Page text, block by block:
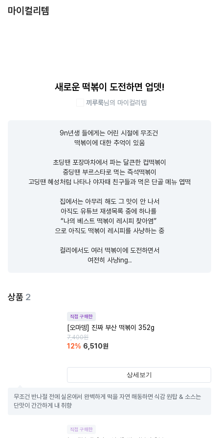
마이컬리템
새로운 떡볶이 도전하면 업뎃!
끼루룩님의 마이컬리템
9n년생 들에게는 어린 시절에 무조건
떡볶이에 대한 추억이 있움
초딩땐 포장마차에서 파는 달큰한 컵떡볶이
중딩땐 부르스타로 먹는 즉석떡볶이
고딩땐 혜성처럼 나타나 야자때 친구들과 먹은 단골 메뉴 엽떡
집에서는 아무리 해도 그 맛이 안 나서
아직도 유튜브 재생목록 중에 하나를
“나의 베스트 떡볶이 레시피 찾아염”
으로 아직도 떡볶이 레시피를 사냥하는 중
컬리에서도 여러 떡볶이에 도전하면서
여전히 사냥ing..
상품 2
직접 구매한
[오마뎅] 진짜 부산 떡볶이 352g
7,400원
12% 6,510원
상세보기
무조건 반나절 전에 실온에서 완벽하게 떡을 자연 해동하면 식감 원탑 & 소스는
단맛이 간간하게 내 취향
직접 구매한